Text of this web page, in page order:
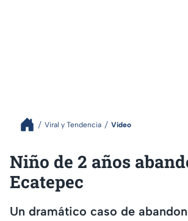
Viral y Tendencia Video
Niño de 2 años
Ecatepec
Un dramático caso de